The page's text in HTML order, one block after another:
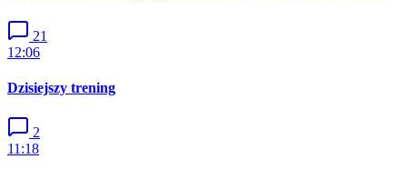
21
12:06
Dzisiejszy trening
2
11:18